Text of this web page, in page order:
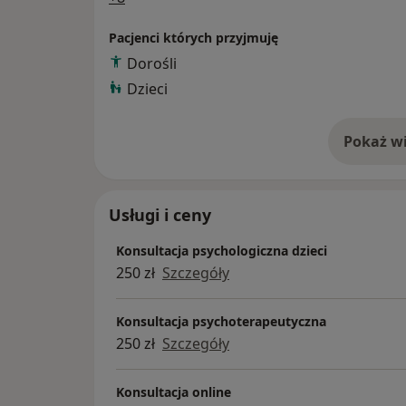
Pacjenci których przyjmuję
Dorośli
Dzieci
Pokażo
Usługi i ceny
Konsultacja psychologiczna dzieci
250 zł Szczegóły
Konsultacja psychoterapeutyczna
250 zł Szczegóły
Konsultacja online